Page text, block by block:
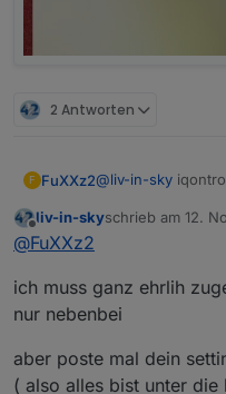
2 Antworten
F FuXXz2@liv-in-sky
schön.
Offline
liv-in-skyschrieb am 12.
zuletzt editiert
@FuXXz2
ich muss ganz ehrlih
nur nebenbei
aber poste mal dein
( also alles bist unter